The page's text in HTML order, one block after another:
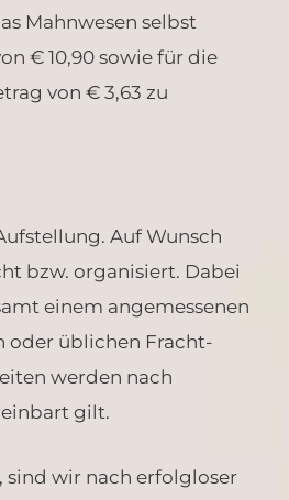
Mahnwesen selbst
€ 10,90 sowie für die
von € 3,63 zu
Auf Wunsch
bzw. organisiert. Dabei
einem angemessenen
oder üblichen Fracht-
werden nach
gilt.
sind wir nach erfolgloser